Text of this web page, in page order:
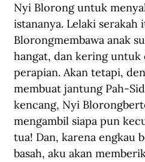
Nyi Blorong untuk
istananya. Lelaki
Blorongmembawa anak
hangat, dan kering untuk
perapian. Akan tetapi,
membuat jantung Pah-
kencang, Nyi
mengambil siapa pun
tua! Dan, karena engkau
basah, aku akan